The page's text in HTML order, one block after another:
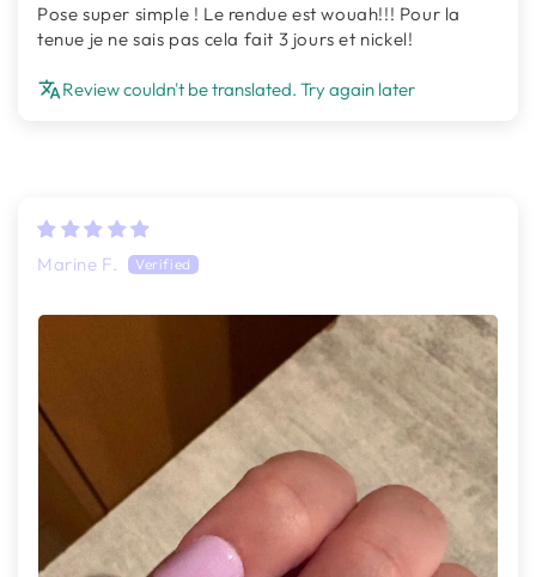
Pose super simple ! Le rendue est wouah!!! Pour la
tenue je ne sais pas cela fait 3 jours et nickel!
Review couldn't be translated. Try again later
Marine F.